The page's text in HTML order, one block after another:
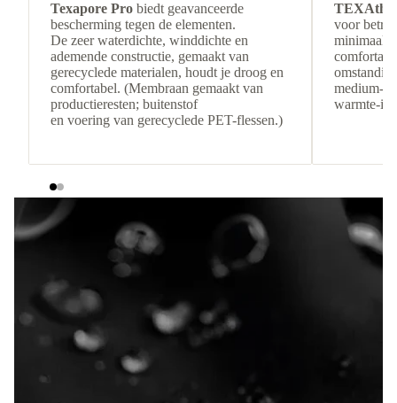
Texapore Pro biedt geavanceerde
bescherming tegen de elementen.
De zeer waterdichte, winddichte en
ademende constructie, gemaakt van
gerecyclede materialen, houdt je droog en
comfortabel. (Membraan gemaakt van
productieresten; buitenstof
en voering van gerecyclede PET-flessen.)
voor
minimaal
medium-
warmte-